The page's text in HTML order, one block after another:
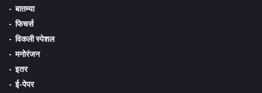
बातम्या
फिचर्स
विकली स्पेशल
मनोरंजन
इतर
ई-पेपर